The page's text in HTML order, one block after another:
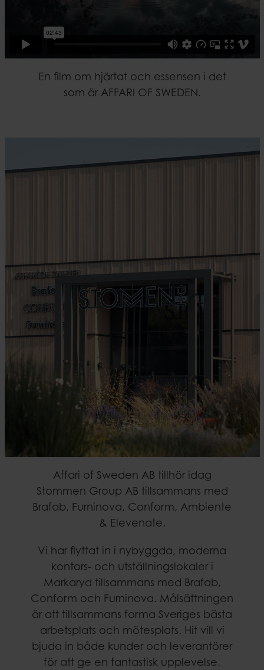
En film om hjärtat och essensen i det
som är AFFARI OF SWEDEN.
Affari of Sweden AB tillhör idag
Stommen Group AB tillsammans med
Brafab, Furninova, Conform, Ambiente
& Elevenate.
Vi har flyttat in i nybyggda, moderna
kontors- och utställningslokaler i
Markaryd tillsammans med Brafab,
Conform och Furninova. Målsättningen
är att tillsammans forma Sveriges bästa
arbetsplats och mötesplats. Hit vill vi
bjuda in både kunder och leverantörer
för att ge en fantastisk upplevelse.